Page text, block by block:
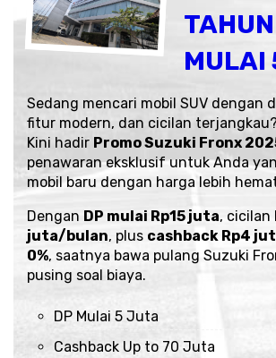
MULAI
Sedang mencari mobil SUV dengan
fitur modern, dan cicilan terjangkau?
Kini hadir Promo Suzuki Fronx
penawaran eksklusif untuk Anda
mobil baru dengan harga lebih
Dengan DP mulai Rp15 juta, cicilan
juta/bulan, plus cashback Rp4
0%, saatnya bawa pulang Suzuki
pusing soal biaya.
DP Mulai 5 Juta
Cashback Up to 70 Juta